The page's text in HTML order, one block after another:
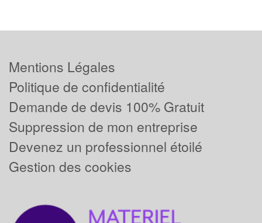
Mentions Légales
Politique de confidentialité
Demande de devis 100% Gratuit
Suppression de mon entreprise
Devenez un professionnel étoilé
Gestion des cookies